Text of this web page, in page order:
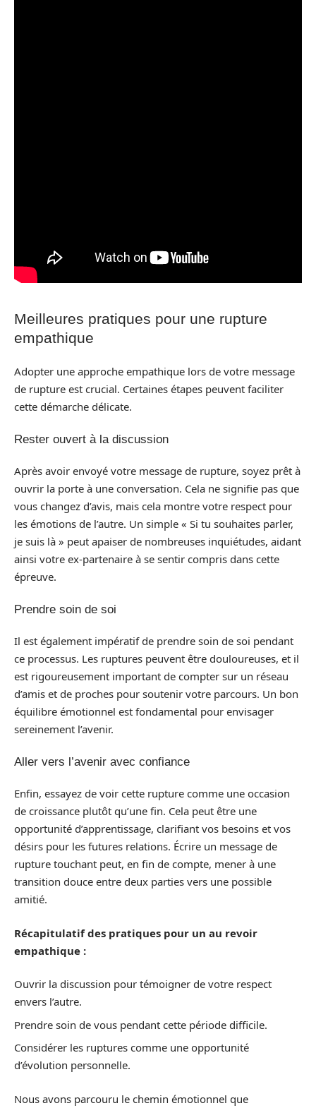
Meilleures pratiques pour une rupture
empathique
Adopter une approche empathique lors de votre message
de rupture est crucial. Certaines étapes peuvent faciliter
cette démarche délicate.
Rester ouvert à la discussion
Après avoir envoyé votre message de rupture, soyez prêt à
ouvrir la porte à une conversation. Cela ne signifie pas que
vous changez d’avis, mais cela montre votre respect pour
les émotions de l’autre. Un simple « Si tu souhaites parler,
je suis là » peut apaiser de nombreuses inquiétudes, aidant
ainsi votre ex-partenaire à se sentir compris dans cette
épreuve.
Prendre soin de soi
Il est également impératif de prendre soin de soi pendant
ce processus. Les ruptures peuvent être douloureuses, et il
est rigoureusement important de compter sur un réseau
d’amis et de proches pour soutenir votre parcours. Un bon
équilibre émotionnel est fondamental pour envisager
sereinement l’avenir.
Aller vers l’avenir avec confiance
Enfin, essayez de voir cette rupture comme une occasion
de croissance plutôt qu’une fin. Cela peut être une
opportunité d’apprentissage, clarifiant vos besoins et vos
désirs pour les futures relations. Écrire un message de
rupture touchant peut, en fin de compte, mener à une
transition douce entre deux parties vers une possible
amitié.
Récapitulatif des pratiques pour un au revoir
empathique :
Ouvrir la discussion pour témoigner de votre respect
envers l’autre.
Prendre soin de vous pendant cette période difficile.
Considérer les ruptures comme une opportunité
d’évolution personnelle.
Nous avons parcouru le chemin émotionnel que